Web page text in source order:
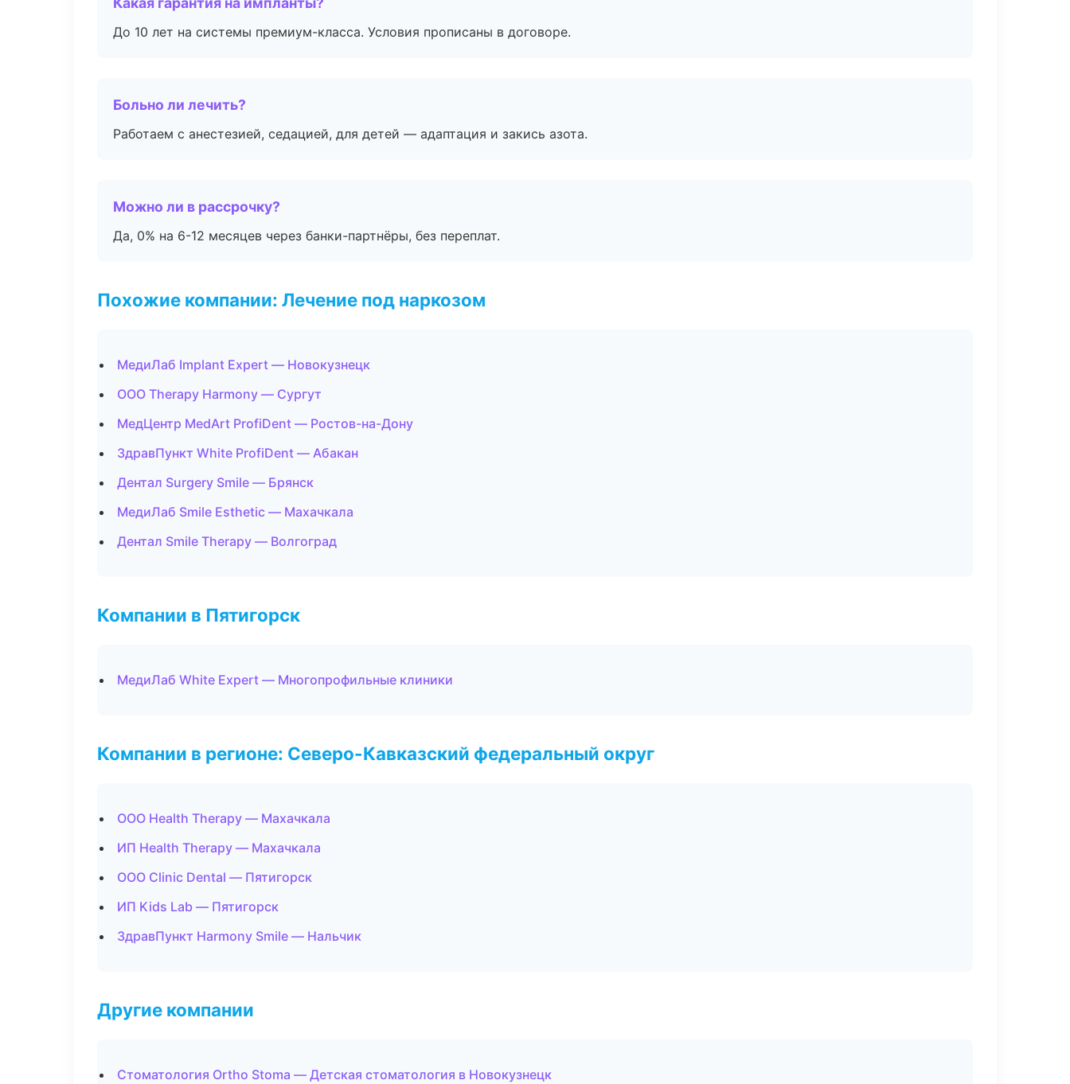
До 10 лет на системы премиум-класса. Условия прописаны в договоре.
Больно ли лечить?
Работаем с анестезией, седацией, для детей — адаптация и закись азота.
Можно ли в рассрочку?
Да, 0% на 6-12 месяцев через банки-партнёры, без переплат.
Похожие компании: Лечение под наркозом
МедиЛаб Implant Expert — Новокузнецк
ООО Therapy Harmony — Сургут
МедЦентр MedArt ProfiDent — Ростов-на-Дону
ЗдравПункт White ProfiDent — Абакан
Дентал Surgery Smile — Брянск
МедиЛаб Smile Esthetic — Махачкала
Дентал Smile Therapy — Волгоград
Компании в Пятигорск
МедиЛаб White Expert — Многопрофильные клиники
Компании в регионе: Северо-Кавказский федеральный округ
ООО Health Therapy — Махачкала
ИП Health Therapy — Махачкала
ООО Clinic Dental — Пятигорск
ИП Kids Lab — Пятигорск
ЗдравПункт Harmony Smile — Нальчик
Другие компании
Стоматология Ortho Stoma — Детская стоматология в Новокузнецк